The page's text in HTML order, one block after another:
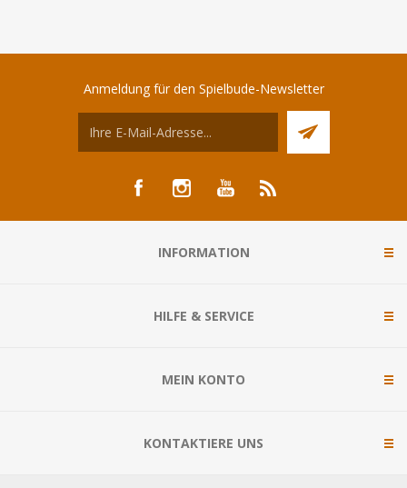
Anmeldung für den Spielbude-Newsletter
INFORMATION
HILFE & SERVICE
MEIN KONTO
KONTAKTIERE UNS